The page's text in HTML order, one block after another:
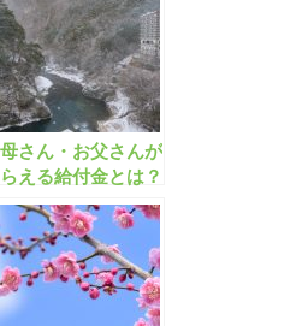
さん・お父さんが
える給付金とは？
20万円【個人】